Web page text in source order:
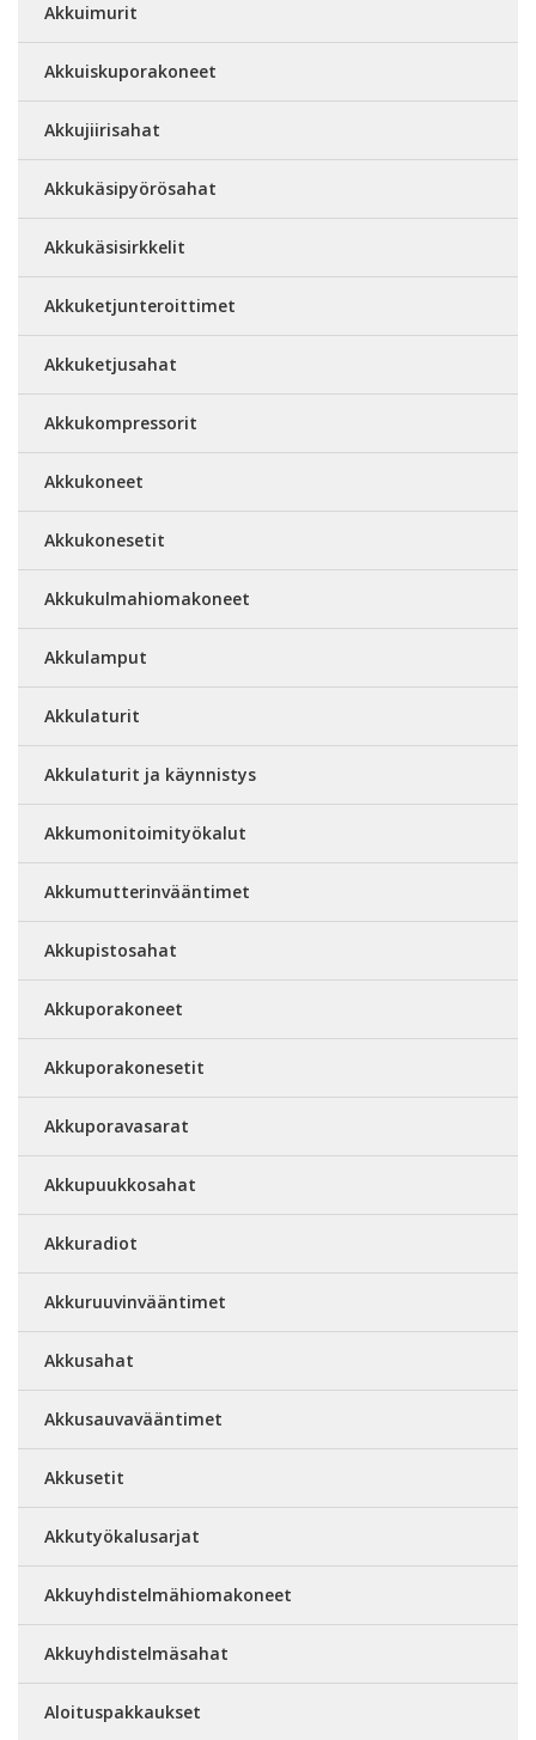
Akkuimurit
Akkuiskuporakoneet
Akkujiirisahat
Akkukäsipyörösahat
Akkukäsisirkkelit
Akkuketjunteroittimet
Akkuketjusahat
Akkukompressorit
Akkukoneet
Akkukonesetit
Akkukulmahiomakoneet
Akkulamput
Akkulaturit
Akkulaturit ja käynnistys
Akkumonitoimityökalut
Akkumutterinvääntimet
Akkupistosahat
Akkuporakoneet
Akkuporakonesetit
Akkuporavasarat
Akkupuukkosahat
Akkuradiot
Akkuruuvinvääntimet
Akkusahat
Akkusauvavääntimet
Akkusetit
Akkutyökalusarjat
Akkuyhdistelmähiomakoneet
Akkuyhdistelmäsahat
Aloituspakkaukset